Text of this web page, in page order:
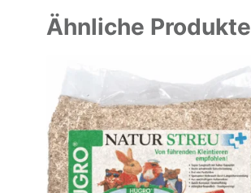
Ähnliche Produkte